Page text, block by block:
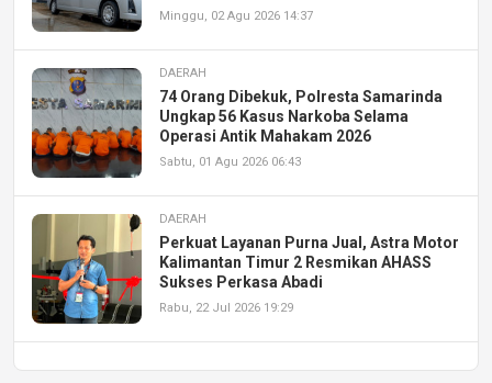
Minggu, 02 Agu 2026 14:37
DAERAH
74 Orang Dibekuk, Polresta Samarinda
Ungkap 56 Kasus Narkoba Selama
Operasi Antik Mahakam 2026
Sabtu, 01 Agu 2026 06:43
DAERAH
Perkuat Layanan Purna Jual, Astra Motor
Kalimantan Timur 2 Resmikan AHASS
Sukses Perkasa Abadi
Rabu, 22 Jul 2026 19:29